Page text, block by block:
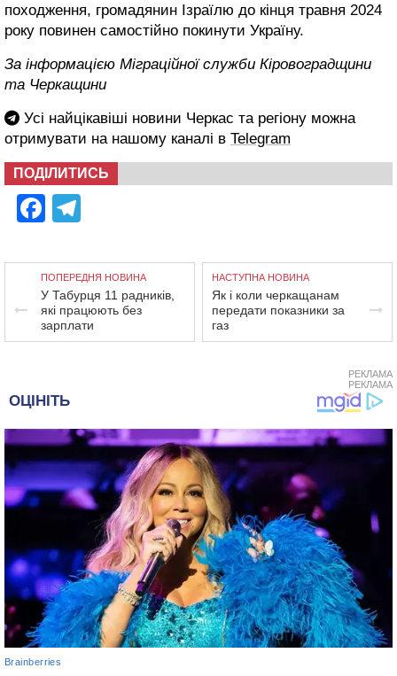
походження, громадянин Ізраїлю до кінця травня 2024
року повинен самостійно покинути Україну.
За інформацією Міграційної служби Кіровоградщини
та Черкащини
Усі найцікавіші новини Черкас та регіону можна
отримувати на нашому каналі в Telegram
ПОДІЛИТИСЬ
Facebook
ПОПЕРЕДНЯ НОВИНА
У Табурця 11 радників,
які працюють без
зарплати
НАСТУПНА НОВИНА
Як і коли черкащанам
передати показники за
газ
РЕКЛАМА
РЕКЛАМА